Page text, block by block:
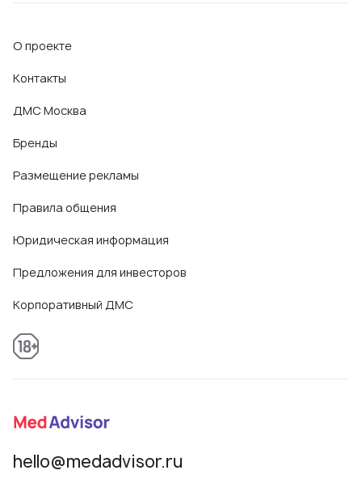
О проекте
Контакты
ДМС Москва
Бренды
Размещение рекламы
Правила общения
Юридическая информация
Предложения для инвесторов
Корпоративный ДМС
hello@medadvisor.ru